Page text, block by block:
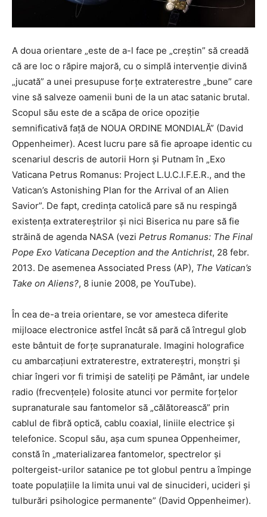
A doua orientare „este de a-l face pe „creștin” să creadă
că are loc o răpire majoră, cu o simplă intervenție divină
„jucată” a unei presupuse forțe extraterestre „bune” care
vine să salveze oamenii buni de la un atac satanic brutal.
Scopul său este de a scăpa de orice opoziție
semnificativă față de NOUA ORDINE MONDIALĂ” (David
Oppenheimer). Acest lucru pare să fie aproape identic cu
scenariul descris de autorii Horn și Putnam în „Exo
Vaticana Petrus Romanus: Project L.U.C.I.F.E.R., and the
Vatican’s Astonishing Plan for the Arrival of an Alien
Savior”. De fapt, credința catolică pare să nu respingă
existența extratereștrilor și nici Biserica nu pare să fie
străină de agenda NASA (vezi Petrus Romanus: The Final
Pope Exo Vaticana Deception and the Antichrist, 28 febr.
2013. De asemenea Associated Press (AP), The Vatican’s
Take on Aliens?, 8 iunie 2008, pe YouTube).
În cea de-a treia orientare, se vor amesteca diferite
mijloace electronice astfel încât să pară că întregul glob
este bântuit de forțe supranaturale. Imagini holografice
cu ambarcațiuni extraterestre, extratereștri, monștri și
chiar îngeri vor fi trimiși de sateliți pe Pământ, iar undele
radio (frecvențele) folosite atunci vor permite forțelor
supranaturale sau fantomelor să „călătorească” prin
cablul de fibră optică, cablu coaxial, liniile electrice și
telefonice. Scopul său, așa cum spunea Oppenheimer,
constă în „materializarea fantomelor, spectrelor și
poltergeist-urilor satanice pe tot globul pentru a împinge
toate populațiile la limita unui val de sinucideri, ucideri și
tulburări psihologice permanente” (David Oppenheimer).